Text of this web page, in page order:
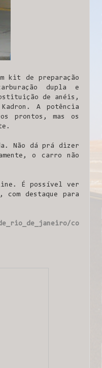
kit de preparação
dupla e
de anéis,
A potência
prontos, mas os
Não dá prá dizer
o carro não
É possível ver
destaque para
co